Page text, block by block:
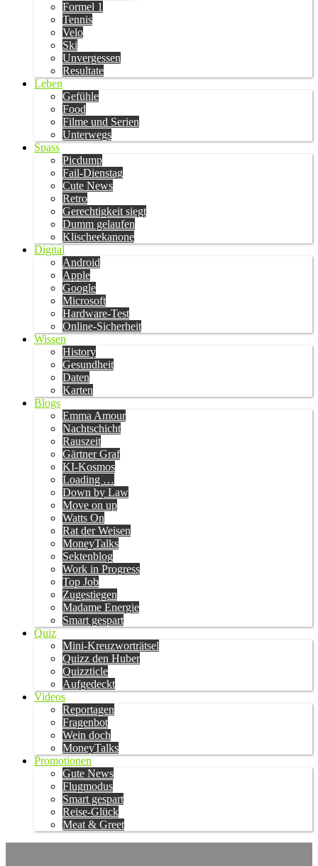
Formel 1
Tennis
Velo
Ski
Unvergessen
Resultate
Leben
Gefühle
Food
Filme und Serien
Unterwegs
Spass
Picdump
Fail-Dienstag
Cute News
Retro
Gerechtigkeit siegt
Dumm gelaufen
Klischeekanone
Digital
Android
Apple
Google
Microsoft
Hardware-Test
Online-Sicherheit
Wissen
History
Gesundheit
Daten
Karten
Blogs
Emma Amour
Nachtschicht
Rauszeit
Gärtner Graf
KI-Kosmos
Loading …
Down by Law
Move on up
Watts On
Rat der Weisen
MoneyTalks
Sektenblog
Work in Progress
Top Job
Zugestiegen
Madame Energie
Smart gespart
Quiz
Mini-Kreuzworträtsel
Quizz den Huber
Quizzticle
Aufgedeckt
Videos
Reportagen
Fragenbot
Wein doch
MoneyTalks
Promotionen
Gute News
Flugmodus
Smart gespart
Reise-Glück
Meat & Greet